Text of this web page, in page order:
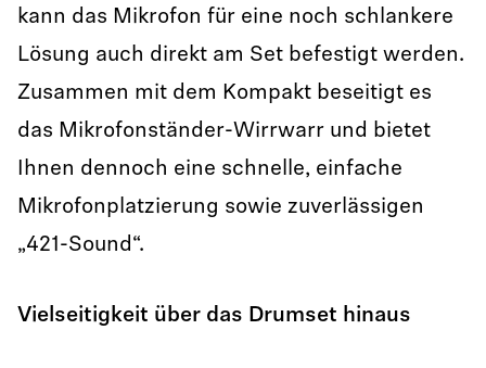
kann das Mikrofon für eine noch schlankere
Lösung auch direkt am Set befestigt werden.
Zusammen mit dem Kompakt beseitigt es
das Mikrofonständer-Wirrwarr und bietet
Ihnen dennoch eine schnelle, einfache
Mikrofonplatzierung sowie zuverlässigen
„421-Sound“.
Vielseitigkeit über das Drumset hinaus